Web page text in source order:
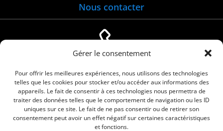
Gérer le consentement
Pour offrir les meilleures expériences, nous utilisons des technologies
telles que les cookies pour stocker et/ou accéder aux informations des
appareils. Le fait de consentir à ces technologies nous permettra de
traiter des données telles que le comportement de navigation ou les ID
uniques sur ce site. Le fait de ne pas consentir ou de retirer son
consentement peut avoir un effet négatif sur certaines caractéristiques
et fonctions.
Nous contacter
04 66 88 01 05